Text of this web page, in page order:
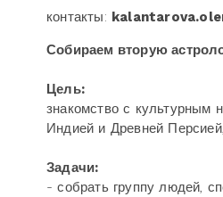
контакты: kalantarova.
Собираем вторую
Цель:
знакомство с культурным
Индией и Древней
Задачи:
- собрать группу людей,